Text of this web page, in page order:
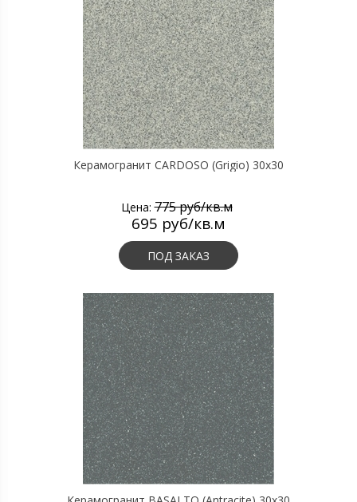
Керамогранит CARDOSO (Grigio) 30х30
Цена:775 руб/кв.м
695 руб/кв.м
ПОД ЗАКАЗ